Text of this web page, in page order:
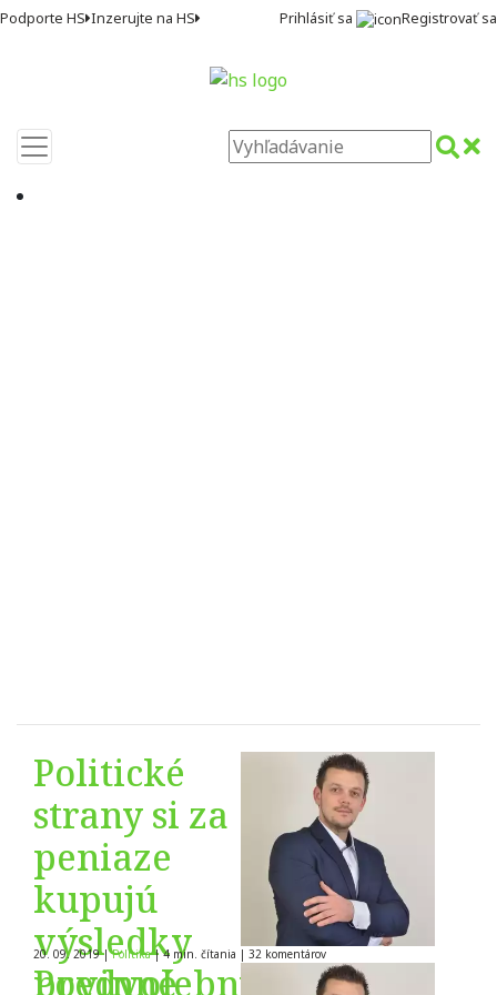
Podporte HS Inzerujte na HS Prihlásiť sa Registrovať sa
Politické
strany si za
peniaze
kupujú
výsledky
predvolebných
20. 09. 2019| Politika |4 min. čítania | 32 komentárov
Povinné